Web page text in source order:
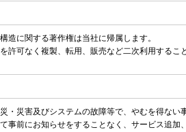
造に関する著作権は当社に帰属します。
許可なく複製、転用、販売など二次利用するこ
・災害及びシステムの故障等で、やむを得な
事前にお知らせをすることなく、サービス追加